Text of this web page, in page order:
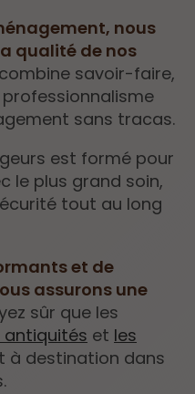
nous
qualité de nos
combine savoir-faire,
sans tracas.
est formé pour
le plus grand soin,
tout au long
et de
assurons une
sûr que les
antiquités et les
à destination dans